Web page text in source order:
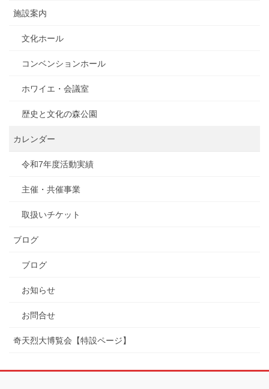
施設案内
文化ホール
コンベンションホール
ホワイエ・会議室
歴史と文化の森公園
カレンダー
令和7年度活動実績
主催・共催事業
取扱いチケット
ブログ
ブログ
お知らせ
お問合せ
奇天烈大博覧会【特設ページ】